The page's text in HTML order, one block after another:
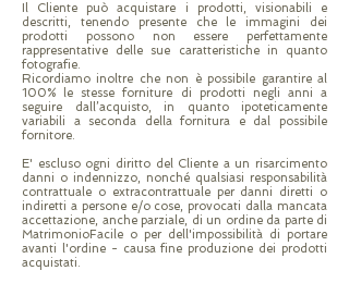
Il Cliente può acquistare i prodotti, visionabili e
descritti, tenendo presente che le immagini dei
prodotti possono non essere perfettamente
rappresentative delle sue caratteristiche in quanto
fotografie.
Ricordiamo inoltre che non è possibile garantire al
100% le stesse forniture di prodotti negli anni a
seguire dall’acquisto, in quanto ipoteticamente
variabili a seconda della fornitura e dal possibile
fornitore.
E' escluso ogni diritto del Cliente a un risarcimento
danni o indennizzo, nonché qualsiasi responsabilità
contrattuale o extracontrattuale per danni diretti o
indiretti a persone e/o cose, provocati dalla mancata
accettazione, anche parziale, di un ordine da parte di
MatrimonioFacile o per dell'impossibilità di portare
avanti l'ordine - causa fine produzione dei prodotti
acquistati.